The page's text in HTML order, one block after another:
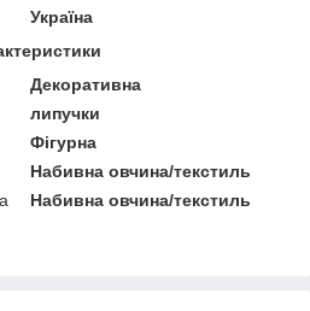
Україна
Декоративна
липучки
Фігурна
Набивна овчина/текстиль
Набивна овчина/текстиль